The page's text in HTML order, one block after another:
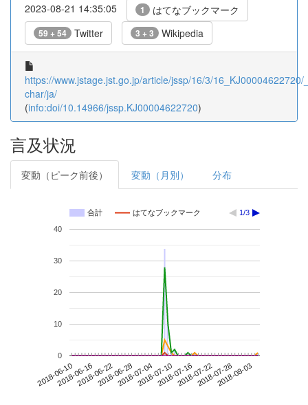
2023-08-21 14:35:05 1 はてなブックマーク
59 + 54 Twitter 3 + 3 Wikipedia
https://www.jstage.jst.go.jp/article/jssp/16/3/16_KJ00004622720/
char/ja/
(info:doi/10.14966/jssp.KJ00004622720)
言及状況
変動（ピーク前後） 変動（月別） 分布
合計 はてなブックマーク 1/3
2018-06-102018-06-162018-06-222018-06-282018-07-042018-07-102018-07-162018-07-222018-07-282018-08-03
0
10
20
30
40